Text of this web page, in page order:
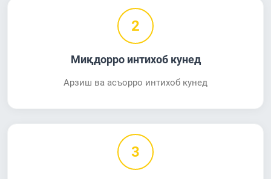
2
Миқдорро интихоб кунед
Арзиш ва асъорро интихоб кунед
3